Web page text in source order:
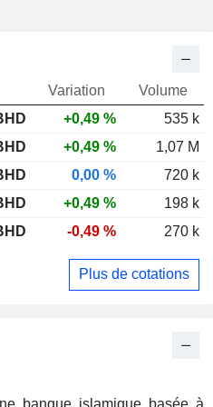
banque islamique basée à
Variation
Volume
+0,49 %
535 k
+0,49 %
1,07 M
0,00 %
720 k
+0,49 %
198 k
-0,49 % 270 k
Plus de cotations